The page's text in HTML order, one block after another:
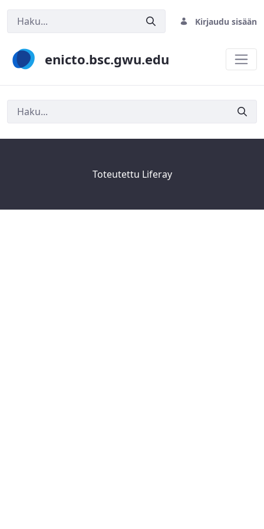
Kirjaudu sisään
enicto.bsc.gwu.edu
Haku
Toteutettu Liferay